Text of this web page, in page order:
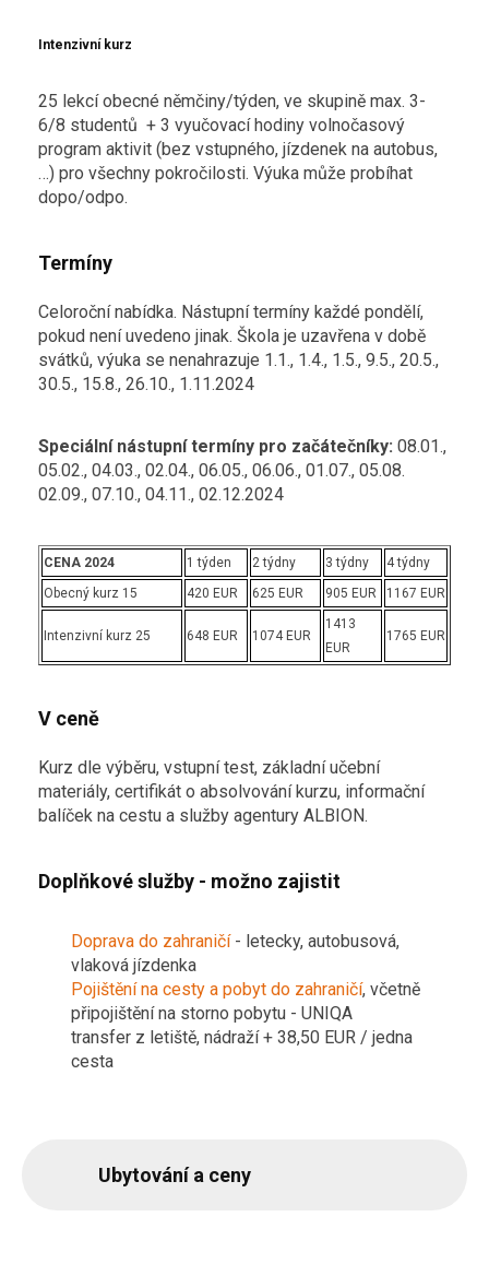
Intenzivní kurz
25 lekcí obecné němčiny/týden, ve skupině max. 3-
6/8 studentů + 3 vyučovací hodiny volnočasový
program aktivit (bez vstupného, jízdenek na autobus,
…) pro všechny pokročilosti. Výuka může probíhat
dopo/odpo.
Termíny
Celoroční nabídka. Nástupní termíny každé pondělí,
pokud není uvedeno jinak. Škola je uzavřena v době
svátků, výuka se nenahrazuje 1.1., 1.4., 1.5., 9.5., 20.5.,
30.5., 15.8., 26.10., 1.11.2024
Speciální nástupní termíny pro začátečníky: 08.01.,
05.02., 04.03., 02.04., 06.05., 06.06., 01.07., 05.08.
02.09., 07.10., 04.11., 02.12.2024
CENA 2024 1 týden 2 týdny 3 týdny
4 týdny
Obecný kurz 15
420 EUR 625 EUR 905 EUR 1167 EUR
Intenzivní kurz 25 648 EUR 1074 EUR
1413
EUR
1765 EUR
V ceně
Kurz dle výběru, vstupní test, základní učební
materiály, certifikát o absolvování kurzu, informační
balíček na cestu a služby agentury ALBION.
Doplňkové služby - možno zajistit
Doprava do zahraničí- letecky, autobusová,
vlaková jízdenka
Pojištění na cesty a pobyt do zahraničí, včetně
připojištění na storno pobytu - UNIQA
transfer z letiště, nádraží + 38,50 EUR / jedna
cesta
Ubytování a ceny